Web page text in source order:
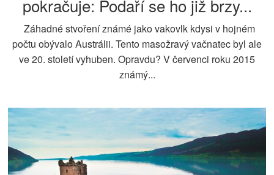
pokračuje: Podaří se ho již brzy...
Záhadné stvoření známé jako vakovlk kdysi v hojném
počtu obývalo Austrálii. Tento masožravý vačnatec byl ale
ve 20. století vyhuben. Opravdu? V červenci roku 2015
známý...